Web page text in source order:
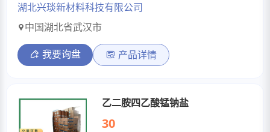
湖北兴琰新材料科技有限公司
中国湖北省武汉市
我要询盘 产品详情
乙二胺四乙酸锰钠盐
30